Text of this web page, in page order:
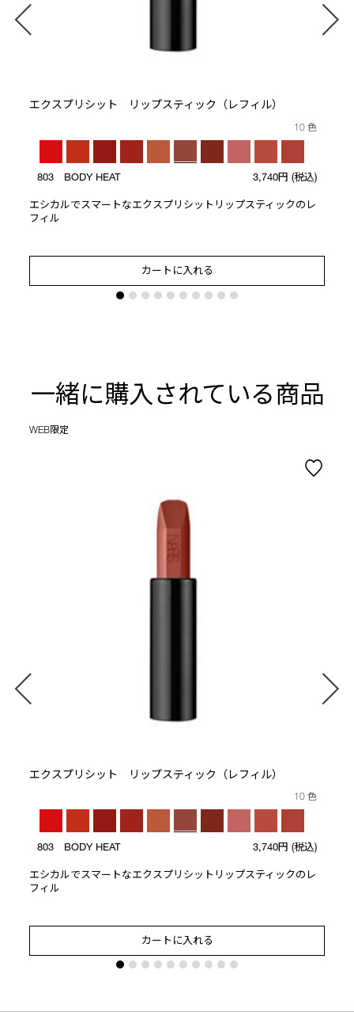
エクスプリシット リップスティック（レフィル）
10 色
803 BODY HEAT 3,740円 (税込)
エシカルでスマートなエクスプリシットリップスティックのレ
フィル
カートに入れる
一緒に購入されている商品
WEB限定
エクスプリシット リップスティック（レフィル）
10 色
803 BODY HEAT 3,740円 (税込)
エシカルでスマートなエクスプリシットリップスティックのレ
フィル
カートに入れる